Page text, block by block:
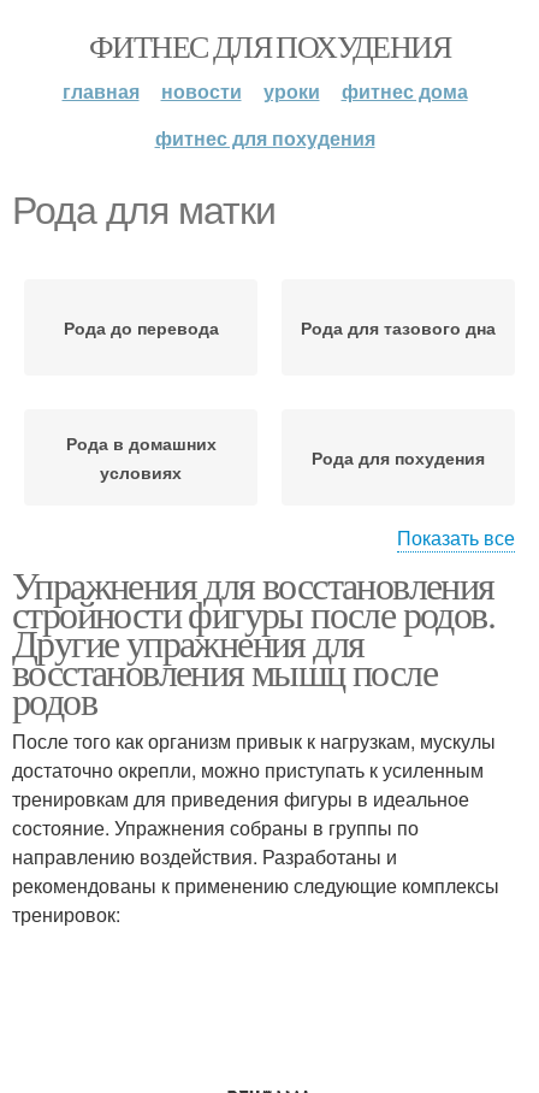
ФИТНЕС ДЛЯ ПОХУДЕНИЯ
главная новости уроки
фитнес дома
фитнес для похудения
Рода для матки
Рода до перевода Рода для тазового дна
Рода в домашних
условиях
Рода для похудения
Рода для живота
Показать все
Упражнения для восстановления
стройности фигуры после родов.
Другие упражнения для
восстановления мышц после
родов
После того как организм привык к нагрузкам, мускулы
достаточно окрепли, можно приступать к усиленным
тренировкам для приведения фигуры в идеальное
состояние. Упражнения собраны в группы по
направлению воздействия. Разработаны и
рекомендованы к применению следующие комплексы
тренировок: